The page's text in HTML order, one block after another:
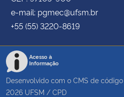
e-mail: pgmec@ufsm.br
+55 (55) 3220-8619
Acesso à
Informação
Desenvolvido com o CMS de
2026 UFSM / CPD